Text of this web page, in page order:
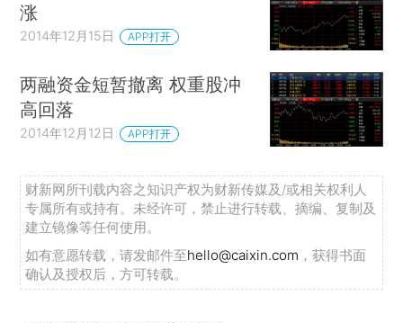
涨
2014年12月15日 APP打开
两融资金短暂撤离 权重股冲
高回落
2014年12月12日 APP打开
财新网所刊载内容之知识产权为财新传媒及/或相关权利人
专属所有或持有。未经许可，禁止进行转载、摘编、复制及
建立镜像等任何使用。
如有意愿转载，请发邮件至hello@caixin.com ，获得书面
确认及授权后，方可转载。